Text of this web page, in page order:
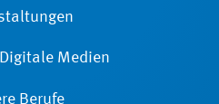
Medien
Berufe